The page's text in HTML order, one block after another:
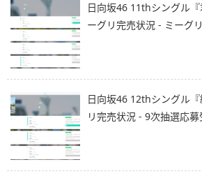
日向坂46 11thシングル
ーグリ完売状況 - ミーグ
日向坂46 12thシングル
リ完売状況 - 9次抽選応